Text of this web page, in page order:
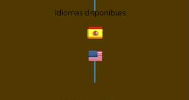
Idiomas disponibles